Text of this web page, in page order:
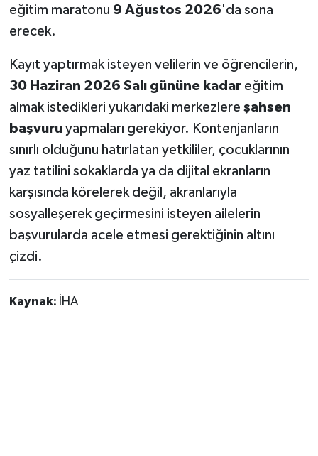
eğitim maratonu 9 Ağustos 2026'da sona
erecek.
Kayıt yaptırmak isteyen velilerin ve öğrencilerin,
30 Haziran 2026 Salı gününe kadareğitim
almak istedikleri yukarıdaki merkezlere şahsen
başvuruyapmaları gerekiyor. Kontenjanların
sınırlı olduğunu hatırlatan yetkililer, çocuklarının
yaz tatilini sokaklarda ya da dijital ekranların
karşısında körelerek değil, akranlarıyla
sosyalleşerek geçirmesini isteyen ailelerin
başvurularda acele etmesi gerektiğinin altını
çizdi.
Kaynak: İHA